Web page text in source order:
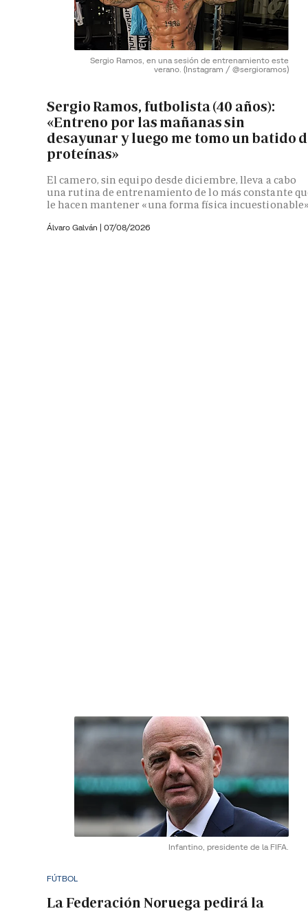
Sergio Ramos, en una sesión de entrenamiento este
verano. (Instagram / @sergioramos)
Sergio Ramos, futbolista (40 años):
«Entreno por las mañanas sin
desayunar y luego me tomo un batido
proteínas»
El camero, sin equipo desde diciembre, lleva a cabo
una rutina de entrenamiento de lo más constante
le hacen mantener «una forma física
Álvaro Galván | 07/08/2026
Infantino, presidente de la FIFA.
FÚTBOL
La Federación Noruega pedirá la